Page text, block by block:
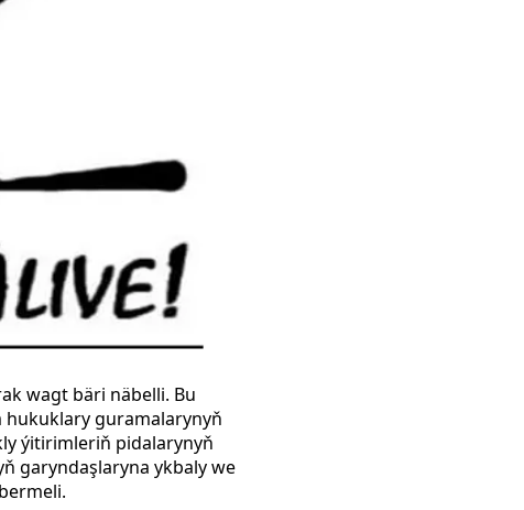
wagt bäri näbelli. Bu
hukuklary guramalarynyň
ýitirimleriň pidalarynyň
garyndaşlaryna ykbaly we